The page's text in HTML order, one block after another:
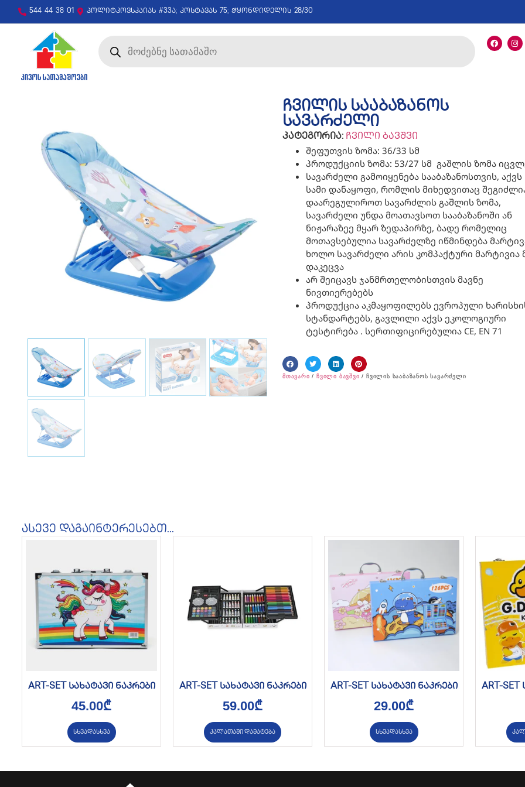
544 44 38 01 პოლიტკოვსკაიას #33ა; კოსტავას 75; ჭყონდიდელის 28/30
ჩვილის სააბაზანოს
სავარძელი
კატეგორია: ჩვილი ბავშვი
შეფუთვის ზომა: 36/33 სმ
პროდუქციის ზომა: 53/27 სმ გაშლის ზომა
სავარძელი გამოიყენება სააბაზანოსთვის, აქვს
სამი დანაყოფი, რომლის მიხედვითაც
დაარეგულიროთ სავარძლის გაშლის ზომა,
სავარძელი უნდა მოათავსოთ სააბაზანოში ან
ნიჟარაზეე მყარ ზედაპირზე, ბადე რომელიც
მოთავსებულია სავარძელზე იწმინდება
ხოლო სავარძელი არის კომპაქტური მარტივია
დაკეცვა
არ შეიცავს ჯანმრთელობისთვის მავნე
ნივთიერებებს
პროდუქცია აკმაყოფილებს ევროპული
სტანდარტებს, გავლილი აქვს ეკოლოგიური
ტესტირება . სერთიფიცირებულია CE, EN 71
მთავარი / ჩვილი ბავშვი / ჩვილის სააბაზანოს სავარძელი
ასევე დაგაინტერესებთ...
ART-SET სახატავი ნაკრები
45.00₾
სხვადასხვა
ART-SET სახატავი ნაკრები
59.00₾
კალათაში დამატება
ART-SET სახატავი ნაკრები
29.00₾
სხვადასხვა
ART-